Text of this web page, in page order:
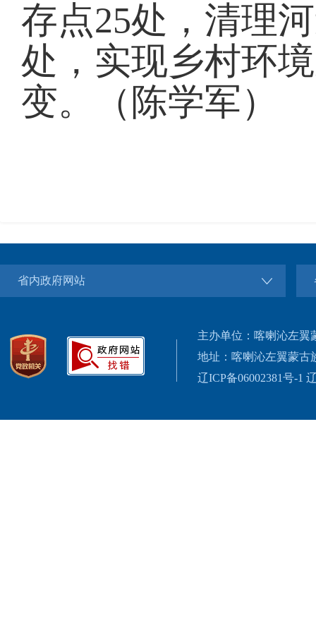
存点25处，清理
处，实现乡村环
变。（陈学军）
省内政府网站
主办单位：喀喇沁左翼
地址：喀喇沁左翼蒙古
辽ICP备06002381号-1